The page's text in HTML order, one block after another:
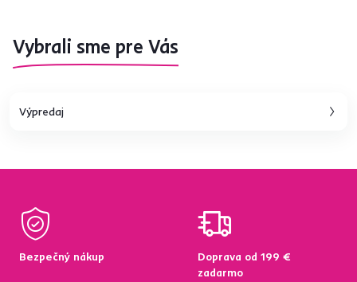
Vybrali sme pre Vás
Výpredaj
Bezpečný nákup
Doprava od 199 €
zadarmo